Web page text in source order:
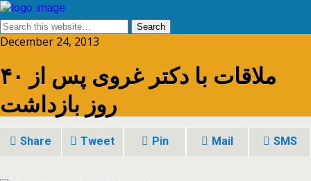
December 24, 2013
ملاقات با دکتر غروی پس از ۴۰
روز بازداشت
Share Tweet Pin Mail SMS